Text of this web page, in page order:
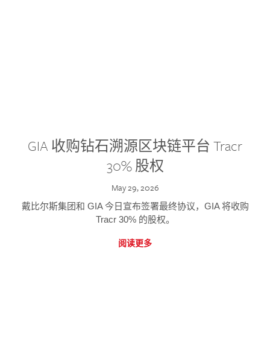
GIA 收购钻石溯源区块链平台 Tracr
30% 股权
May 29, 2026
戴比尔斯集团和 GIA 今日宣布签署最终协议，GIA 将收购
Tracr 30% 的股权。
阅读更多